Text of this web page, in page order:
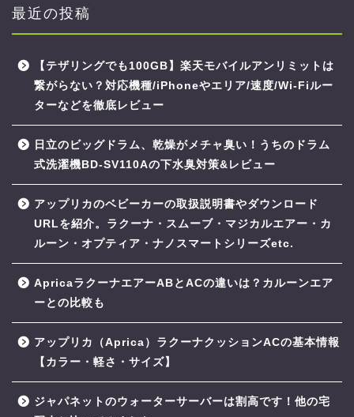
最近の投稿
【テザリングでも100GB】楽天モバイルアンリミットは
繋がらない？対応機種/iPhoneやエリア/速度/Wi-Fiルー
ターなどを徹底レビュー
日立のビッグドラム、乾燥がメチャ臭い！うちのドラム
式洗濯機BD-SV110Aの下水臭対策&レビュー
アップリカのベビーカーの取扱説明書やダウンロード
URLを紹介。ラクーナ・スムーブ・マジカルエアー・カ
ルーン・オプティア・ナノスマートシリーズetc.
ApricaラクーナエアーABとACの違いは？カルーンエア
ーとの比較も
アップリカ（Aprica）ラクーナクッションACの基本情報
【カラー・軽さ・サイズ】
ジャパネットのウォーターサーバーは割高です！他の宅